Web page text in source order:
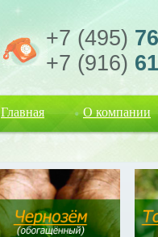
+7 (495)
+7 (916)
Главная О компании